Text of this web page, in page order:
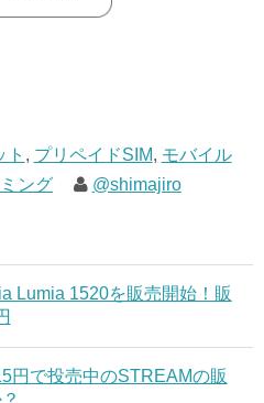
ト , プリペイドSIM, モバイル
ング @shimajiro
Lumia 1520を販売開始！販
円で投売中のSTREAMの販